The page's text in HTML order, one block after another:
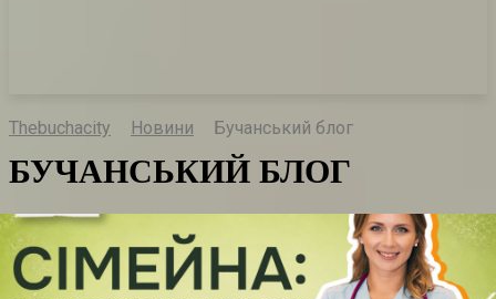
Thebuchacity Новини Бучанський блог
БУЧАНСЬКИЙ БЛОГ